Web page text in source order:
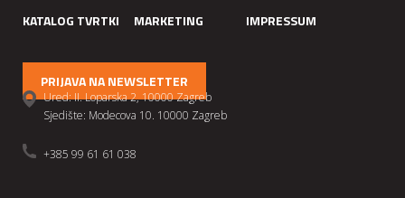
KATALOG TVRTKI
MARKETING IMPRESSUM
PRIJAVA NA NEWSLETTER
Ured: II. Loparska 2, 10000 Zagreb
Sjedište: Modecova 10. 10000 Zagreb
+385 99 61 61 038